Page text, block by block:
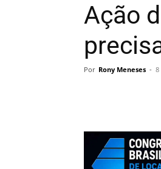
Ação
Por Rony Meneses - 8